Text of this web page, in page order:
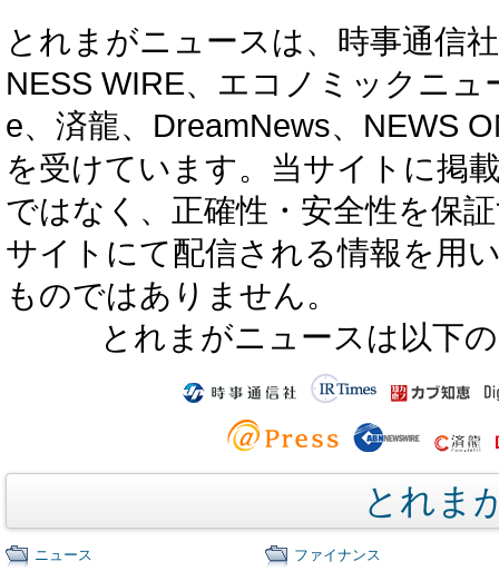
とれまがニュースは、時事通信
NESS WIRE、エコノミックニ
e、済龍、DreamNews、NEWS
を受けています。当サイトに掲
ではなく、正確性・安全性を保
サイトにて配信される情報を用
ものではありません。
とれまがニュースは以下
とれま
ニュース
ファイナンス